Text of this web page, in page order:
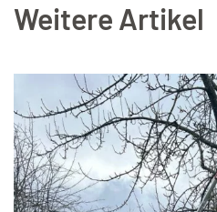
Weitere Artikel